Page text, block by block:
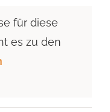
für diese
es zu den